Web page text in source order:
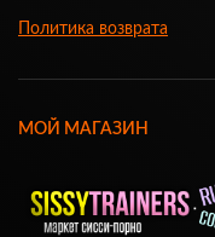
Политика возврата
МОЙ МАГАЗИН